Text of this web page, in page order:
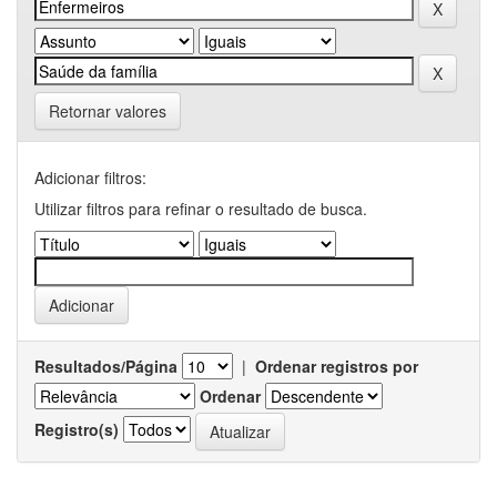
Retornar valores
Adicionar filtros:
Utilizar filtros para refinar o resultado de busca.
Resultados/Página | Ordenar registros por
Ordenar
Registro(s)